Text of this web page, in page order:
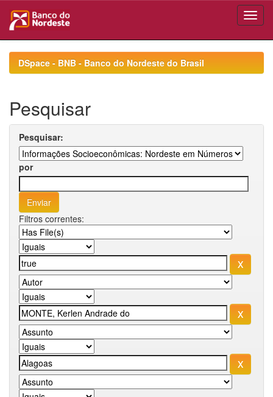
navigationDSpace - BNB - Banco do Nordeste do Brasil
Pesquisar
Pesquisar:
por
Filtros correntes: